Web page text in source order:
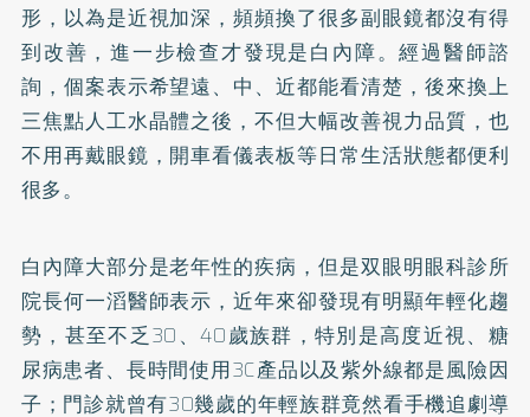
形，以為是近視加深，頻頻換了很多副眼鏡都沒有得
到改善，進一步檢查才發現是白內障。經過醫師諮
詢，個案表示希望遠、中、近都能看清楚，後來換上
三焦點人工水晶體之後，不但大幅改善視力品質，也
不用再戴眼鏡，開車看儀表板等日常生活狀態都便利
很多。
白內障大部分是老年性的疾病，但是双眼明眼科診所
院長何一滔醫師表示，近年來卻發現有明顯年輕化趨
勢，甚至不乏30、40歲族群，特別是高度近視、糖
尿病患者、長時間使用3C產品以及紫外線都是風險因
子；門診就曾有30幾歲的年輕族群竟然看手機追劇導